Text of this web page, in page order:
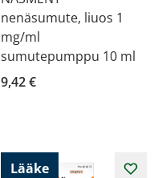
nenäsumute, liuos 1
mg/ml
sumutepumppu 10 ml
9,42 €
Lääke